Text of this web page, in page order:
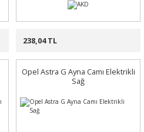
238,04 TL
Opel Astra G Ayna Camı Elektrikli
Sağ